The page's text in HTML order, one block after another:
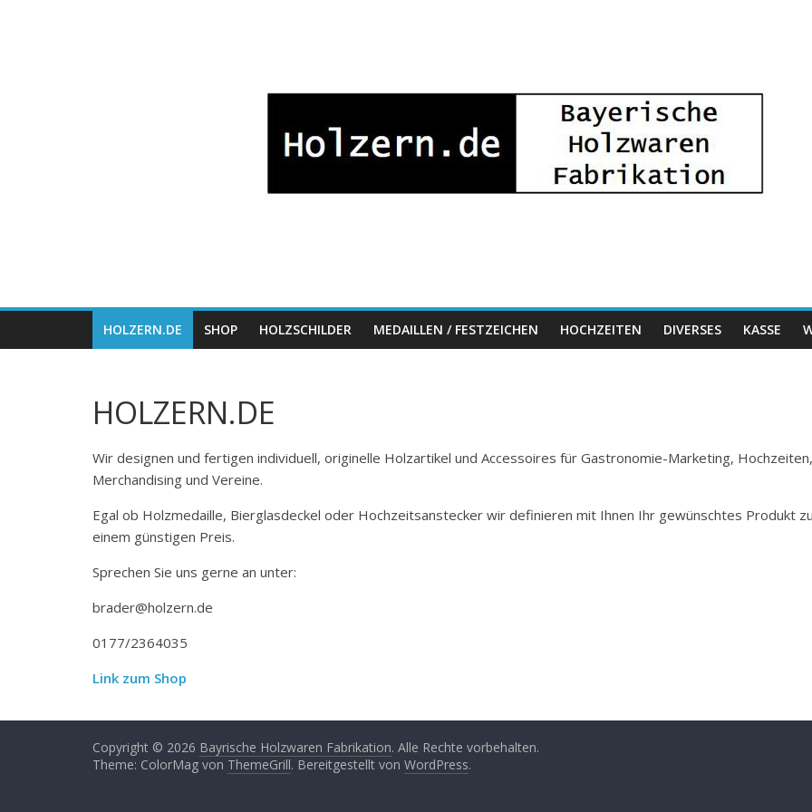
Holzwaren
Fabrikation
HOLZERN.DE SHOP HOLZSCHILDER MEDAILLEN / FESTZEICHEN HOCHZEITEN DIVERSES KASSE
HOLZERN.DE
Wir designen und fertigen individuell, originelle Holzartikel und Accessoires für Gastronomie-Marketing, Hochzeiten,
Merchandising und Vereine.
Egal ob Holzmedaille, Bierglasdeckel oder Hochzeitsanstecker wir definieren mit Ihnen Ihr gewünschtes Produkt
einem günstigen Preis.
Sprechen Sie uns gerne an unter:
brader@holzern.de
0177/2364035
Link zum Shop
Copyright © 2026 Bayrische Holzwaren Fabrikation. Alle Rechte vorbehalten.
Theme: ColorMag von ThemeGrill. Bereitgestellt von WordPress.